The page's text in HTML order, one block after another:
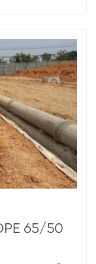
65/50